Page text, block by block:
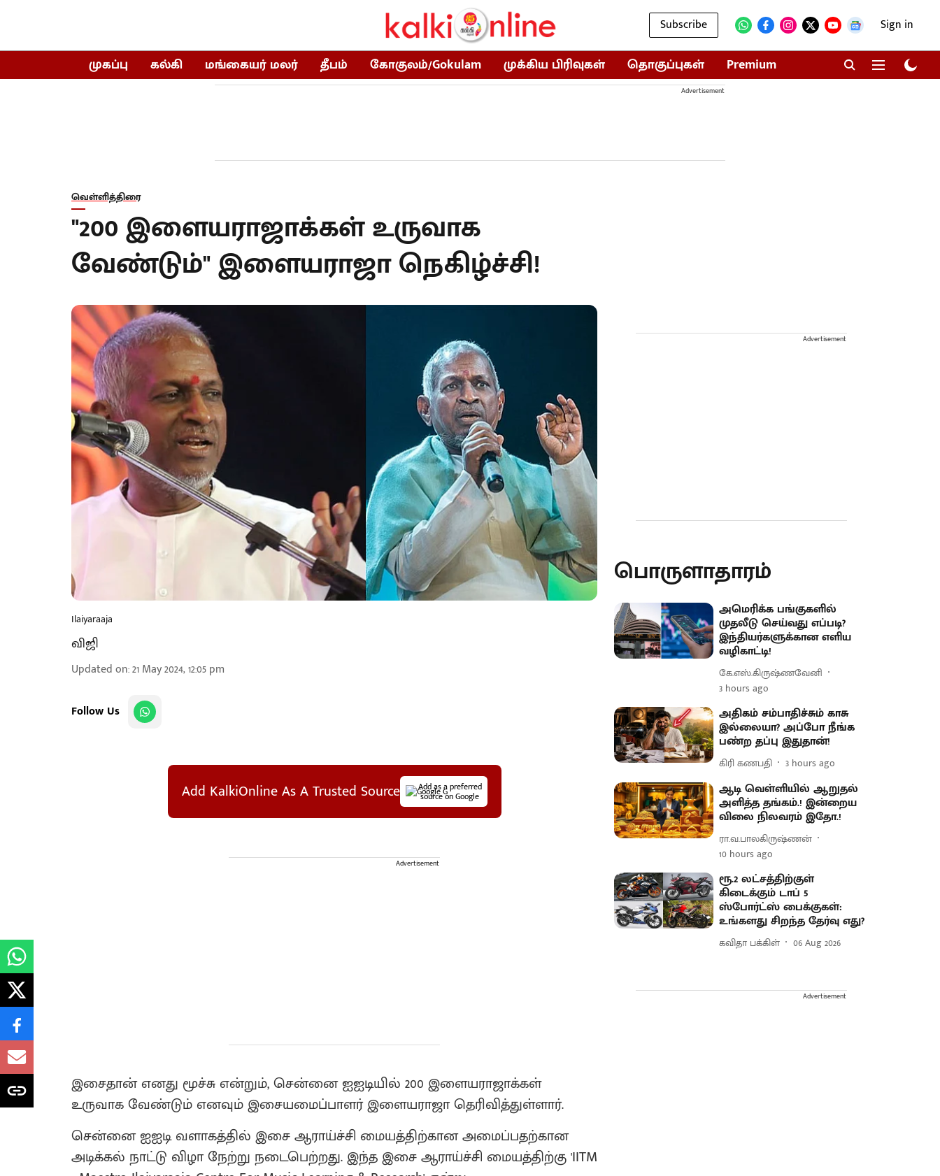
Subscribe Sign in
முகப்பு கல்கி மங்கையர் மலர் தீபம் கோகுலம்/Gokulam முக்கிய பிரிவுகள் தொகுப்புகள் Premium
Advertisement
வெள்ளித்திரை
"200 இளையராஜாக்கள் உருவாக
வேண்டும்" இளையராஜா நெகிழ்ச்சி!
Ilaiyaraaja
விஜி
Updated on:21 May 2024, 12:05 pm
Follow Us
Add KalkiOnline As A Trusted Source Add as a preferred
source on Google
Advertisement
இசைதான் எனது மூச்சு என்றும், சென்னை ஐஐடியில் 200 இளையராஜாக்கள்
உருவாக வேண்டும் எனவும் இசையமைப்பாளர் இளையராஜா தெரிவித்துள்ளார்.
சென்னை ஐஐடி வளாகத்தில் இசை ஆராய்ச்சி மையத்திற்கான அமைப்பதற்கான
அடிக்கல் நாட்டு விழா நேற்று நடைபெற்றது. இந்த இசை ஆராய்ச்சி மையத்திற்கு 'IITM
Advertisement
பொருளாதாரம்
அமெரிக்க பங்குகளில்
முதலீடு செய்வது எப்படி?
இந்தியர்களுக்கான எளிய
வழிகாட்டி!
கே.எஸ்.கிருஷ்ணவேனி
3 hours ago
அதிகம் சம்பாதிச்சும் காசு
இல்லையா? அப்போ நீங்க
பண்ற தப்பு இதுதான்!
கிரி கணபதி 3 hours ago
ஆடி வெள்ளியில் ஆறுதல்
அளித்த தங்கம்.! இன்றைய
விலை நிலவரம் இதோ.!
ரா.வ.பாலகிருஷ்ணன்
10 hours ago
ரூ.2 லட்சத்திற்குள்
கிடைக்கும் டாப் 5
ஸ்போர்ட்ஸ் பைக்குகள்:
உங்களது சிறந்த தேர்வு எது?
கவிதா பக்கிள் 06 Aug 2026
Advertisement